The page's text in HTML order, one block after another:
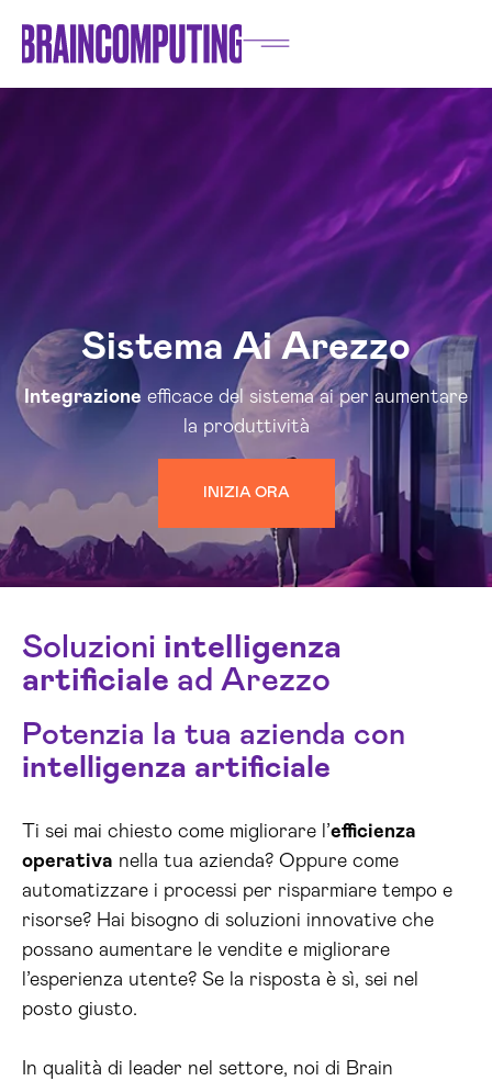
Sistema Ai Arezzo
Integrazione efficace del sistema ai per aumentare
la produttività
INIZIA ORA
Soluzioni intelligenza
artificiale ad Arezzo
Potenzia la tua azienda con
intelligenza artificiale
Ti sei mai chiesto come migliorare l’efficienza
operativa nella tua azienda? Oppure come
automatizzare i processi per risparmiare tempo e
risorse? Hai bisogno di soluzioni innovative che
possano aumentare le vendite e migliorare
l’esperienza utente? Se la risposta è sì, sei nel
posto giusto.
In qualità di leader nel settore, noi di Brain